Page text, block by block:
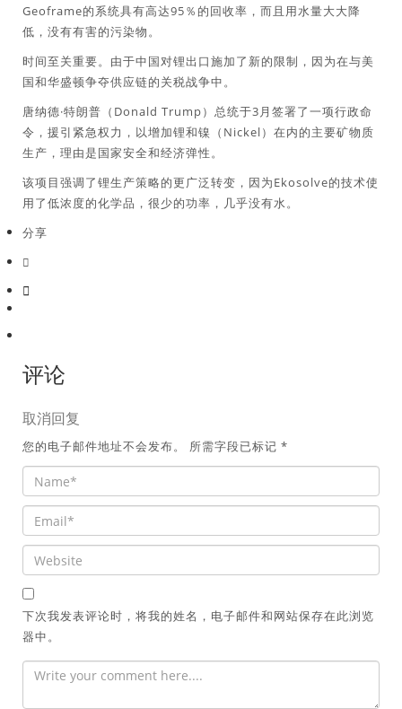
Geoframe的系统具有高达95％的回收率，而且用水量大大降
低，没有有害的污染物。
时间至关重要。由于中国对锂出口施加了新的限制，因为在与美
国和华盛顿争夺供应链的关税战争中。
唐纳德·特朗普（Donald Trump）总统于3月签署了一项行政命
令，援引紧急权力，以增加锂和镍（Nickel）在内的主要矿物质
生产，理由是国家安全和经济弹性。
该项目强调了锂生产策略的更广泛转变，因为Ekosolve的技术使
用了低浓度的化学品，很少的功率，几乎没有水。
分享
评论
取消回复
您的电子邮件地址不会发布。 所需字段已标记 *
下次我发表评论时，将我的姓名，电子邮件和网站保存在此浏览
器中。